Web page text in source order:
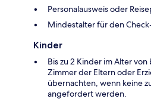
Personalausweis oder
Mindestalter für den
Kinder
Bis zu 2 Kinder im Alter von
Zimmer der Eltern oder
übernachten, wenn keine
angefordert werden.